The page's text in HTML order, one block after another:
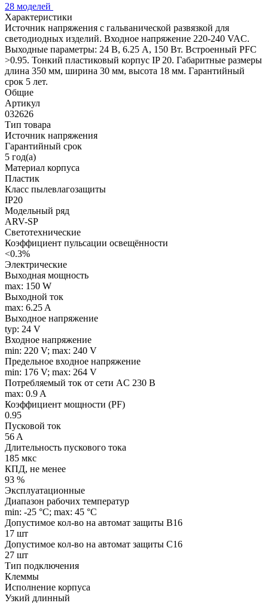
28 моделей
Характеристики
Источник напряжения с гальванической развязкой для
светодиодных изделий. Входное напряжение 220-240 VAC.
Выходные параметры: 24 В, 6.25 А, 150 Вт. Встроенный PFC
>0.95. Тонкий пластиковый корпус IP 20. Габаритные размеры
длина 350 мм, ширина 30 мм, высота 18 мм. Гарантийный
срок 5 лет.
Общие
Артикул
032626
Тип товара
Источник напряжения
Гарантийный срок
5 год(а)
Материал корпуса
Пластик
Класс пылевлагозащиты
IP20
Модельный ряд
ARV-SP
Светотехнические
Коэффициент пульсации освещённости
<0.3%
Электрические
Выходная мощность
max: 150 W
Выходной ток
max: 6.25 A
Выходное напряжение
typ: 24 V
Входное напряжение
min: 220 V; max: 240 V
Предельное входное напряжение
min: 176 V; max: 264 V
Потребляемый ток от сети AC 230 В
max: 0.9 A
Коэффициент мощности (PF)
0.95
Пусковой ток
56 A
Длительность пускового тока
185 мкс
КПД, не менее
93 %
Эксплуатационные
Диапазон рабочих температур
min: -25 °C; max: 45 °C
Допустимое кол-во на автомат защиты B16
17 шт
Допустимое кол-во на автомат защиты C16
27 шт
Тип подключения
Клеммы
Исполнение корпуса
Узкий длинный